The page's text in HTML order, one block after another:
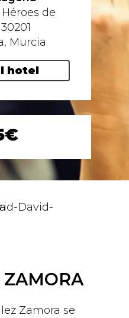
Héroes de
Murcia
hotel
ZAMORA
Zamora se